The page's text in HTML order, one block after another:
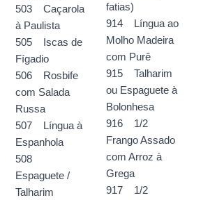
503 Caçarola
à Paulista
505 Iscas de
Fígadio
506 Rosbife
com Salada
Russa
507 Língua à
Espanhola
508
Espaguete /
Talharim
fatias)
914 Língua ao
Molho Madeira
com Purê
915 Talharim
ou Espaguete à
Bolonhesa
916 1/2
Frango Assado
com Arroz à
Grega
917 1/2